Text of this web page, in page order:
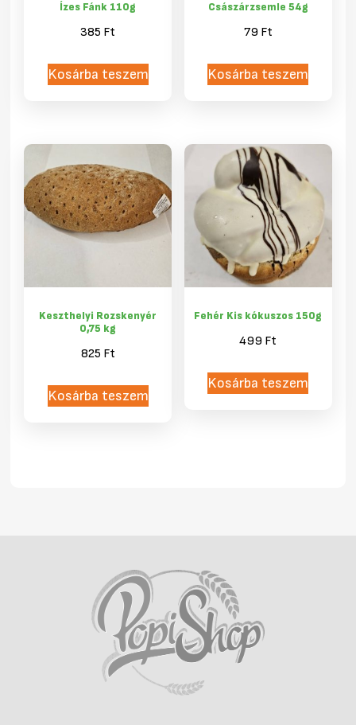
Ízes Fánk 110g
385 Ft
Kosárba teszem
Császárzsemle 54g
79 Ft
Kosárba teszem
Keszthelyi Rozskenyér
0,75 kg
825 Ft
Kosárba teszem
Fehér Kis kókuszos 150g
499 Ft
Kosárba teszem